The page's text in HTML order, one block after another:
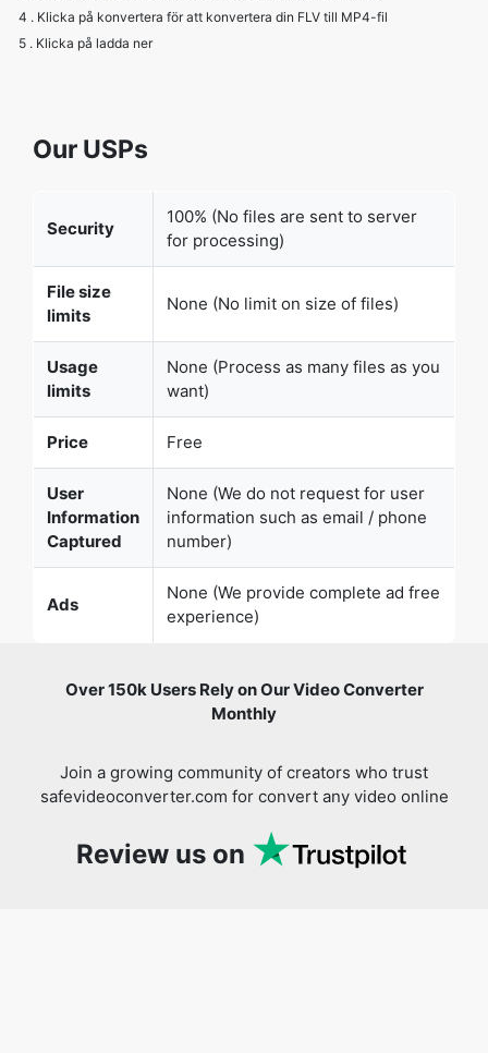
4 . Klicka på konvertera för att konvertera din FLV till MP4-fil
5 . Klicka på ladda ner
Our USPs
Security
100% (No files are sent to server
for processing)
File size
limits
None (No limit on size of files)
Usage
limits
None (Process as many files as you
want)
Price Free
User
Information
Captured
None (We do not request for user
information such as email / phone
number)
Ads
None (We provide complete ad free
experience)
Over 150k Users Rely on Our Video Converter
Monthly
Join a growing community of creators who trust
safevideoconverter.com for convert any video online
Review us on